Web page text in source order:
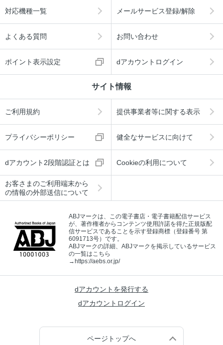
対応機種一覧 メールサービス登録/解除
よくある質問 お問い合わせ
ポイント表示設定 dアカウントログイン
サイト情報
ご利用規約 提供事業者等に関する表示
プライバシーポリシー 健全なサービスに向けて
dアカウント2段階認証とは Cookieの利用について
お客さまのご利用端末から
の情報の外部送信について
ABJマークは、この電子書店・電子書籍配信サービス
が、著作権者からコンテンツ使用許諾を得た正規版配
信サービスであることを示す登録商標（登録番号 第
6091713号）です。
ABJマークの詳細、ABJマークを掲示しているサービス
の一覧はこちら
→ https://aebs.or.jp/
dアカウントを発行する
dアカウントログイン
ページトップへ